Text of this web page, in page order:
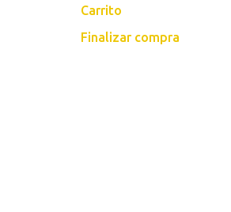
Carrito
Finalizar compra